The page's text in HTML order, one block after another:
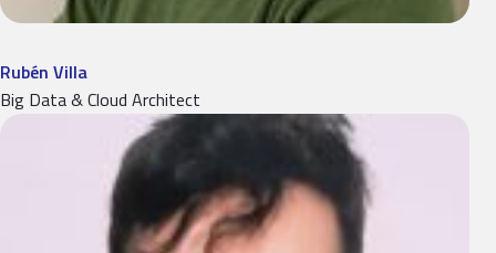
Rubén Villa
Big Data & Cloud Architect